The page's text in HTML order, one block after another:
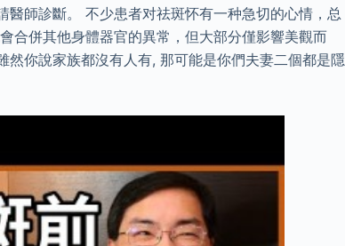
師診斷。 不少患者对祛斑怀有一种急切的心情，总
合併其他身體器官的異常，但大部分僅影響美觀而
你說家族都沒有人有, 那可能是你們夫妻二個都是隱